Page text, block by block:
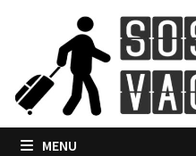
MENU